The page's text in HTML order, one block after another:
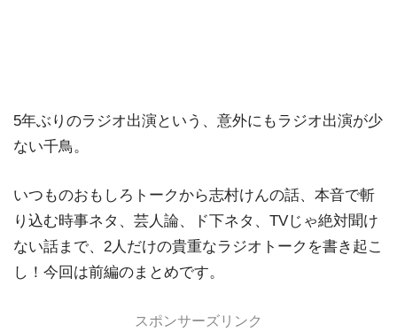
5年ぶりのラジオ出演という、意外にもラジオ出演が少
ない千鳥。
いつものおもしろトークから志村けんの話、本音で斬
り込む時事ネタ、芸人論、ド下ネタ、TVじゃ絶対聞け
ない話まで、2人だけの貴重なラジオトークを書き起こ
し！今回は前編のまとめです。
スポンサーズリンク